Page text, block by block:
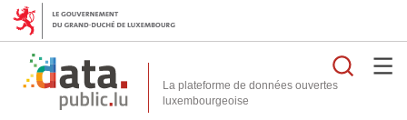
La plateforme de données ouvertes